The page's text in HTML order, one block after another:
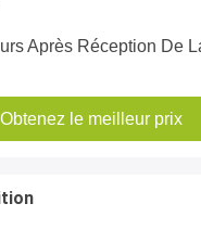
Après Réception De
Obtenez le meilleur prix